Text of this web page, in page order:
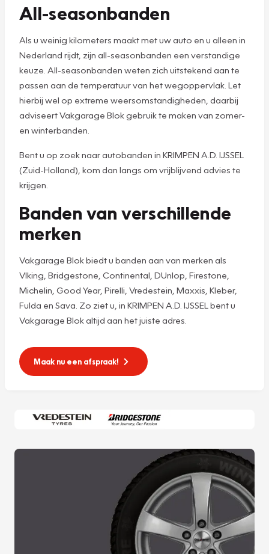
All-seasonbanden
Als u weinig kilometers maakt met uw auto en u alleen in
Nederland rijdt, zijn all-seasonbanden een verstandige
keuze. All-seasonbanden weten zich uitstekend aan te
passen aan de temperatuur van het wegoppervlak. Let
hierbij wel op extreme weersomstandigheden, daarbij
adviseert Vakgarage Blok gebruik te maken van zomer-
en winterbanden.
Bent u op zoek naar autobanden in KRIMPEN A.D. IJSSEL
(Zuid-Holland), kom dan langs om vrijblijvend advies te
krijgen.
Banden van verschillende
merken
Vakgarage Blok biedt u banden aan van merken als
VIking, Bridgestone, Continental, DUnlop, Firestone,
Michelin, Good Year, Pirelli, Vredestein, Maxxis, Kleber,
Fulda en Sava. Zo ziet u, in KRIMPEN A.D. IJSSEL bent u
Vakgarage Blok altijd aan het juiste adres.
Maak nu een afspraak!